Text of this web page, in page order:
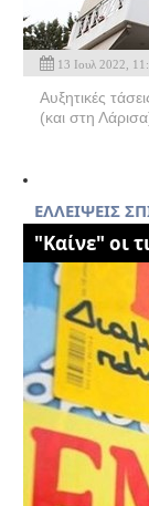
13 Ιουλ 2022,
Αυξητικές
(και στη
ΕΛΛΕΙΨΕΙΣ
"Καίνε" οι